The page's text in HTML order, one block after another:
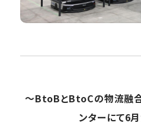
〜BtoBとBtoCの物流融
ンターにて6